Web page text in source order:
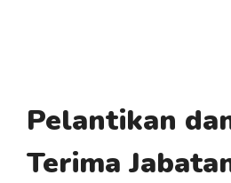
Pelantikan
Terima